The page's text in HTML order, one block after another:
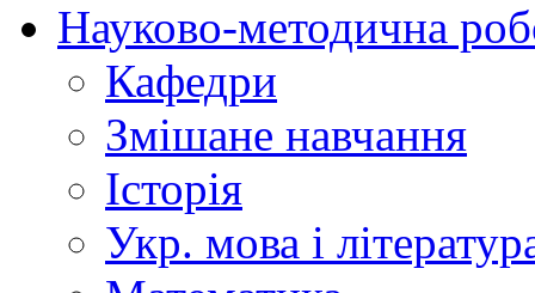
Науково-методична
Кафедри
Змішане навчання
Історія
Укр. мова і